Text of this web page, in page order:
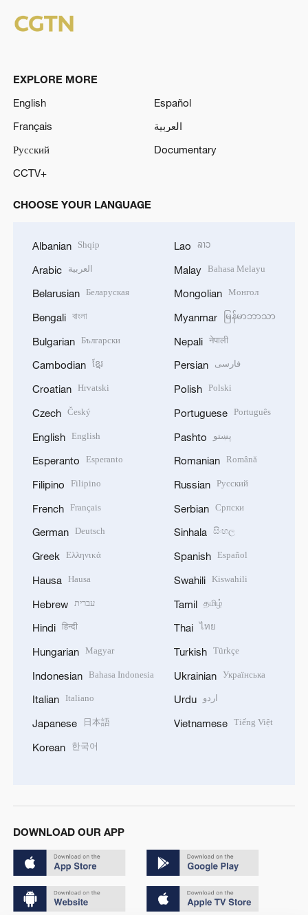
EXPLORE MORE
English
Español
Français
العربية
Русский
Documentary
CCTV+
CHOOSE YOUR LANGUAGE
Albanian Shqip
Arabic العربية
Belarusian Беларуская
Bengali বাংলা
Bulgarian Български
Cambodian ខ្មែរ
Croatian Hrvatski
Czech Český
English English
Esperanto Esperanto
Filipino Filipino
French Français
German Deutsch
Greek Ελληνικά
Hausa Hausa
Hebrew עברית
Hindi हिन्दी
Hungarian Magyar
Indonesian Bahasa Indonesia
Italian Italiano
Japanese 日本語
Korean 한국어
Lao ລາວ
Malay Bahasa Melayu
Mongolian Монгол
Myanmar မြန်မာဘာသာ
Nepali नेपाली
Persian فارسی
Polish Polski
Portuguese Português
Pashto پښتو
Romanian Română
Russian Русский
Serbian Српски
Sinhala සිංහල
Spanish Español
Swahili Kiswahili
Tamil தமிழ்
Thai ไทย
Turkish Türkçe
Ukrainian Українська
Urdu اردو
Vietnamese Tiếng Việt
DOWNLOAD OUR APP